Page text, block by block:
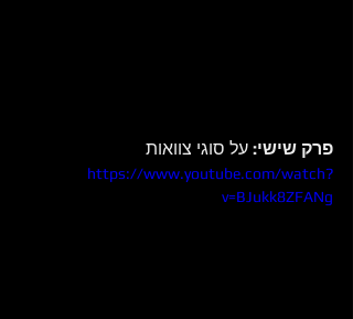
פרק שישי: על סוגי צוואות
https://www.youtube.com/watch?
v=BJukk8ZFANg